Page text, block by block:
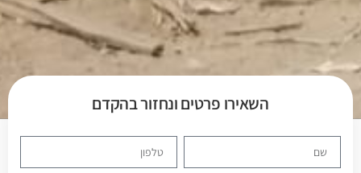
השאירו פרטים ונחזור בהקדם